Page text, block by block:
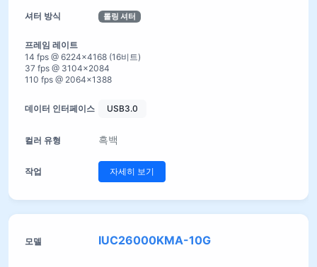
롤링 셔터
14 fps @ 6224×4168 (16비트)
37 fps @ 3104×2084
110 fps @ 2064×1388
USB3.0
흑백
자세히 보기
IUC26000KMA-10G